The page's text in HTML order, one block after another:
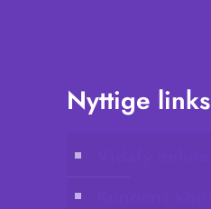
Nyttige links